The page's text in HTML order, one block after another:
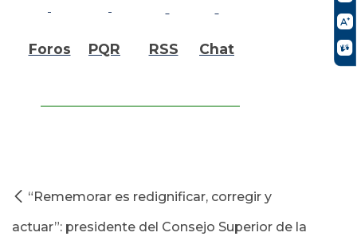
Foros PQR RSS Chat
“Rememorar es redignificar, corregir y
actuar”: presidente del Consejo Superior de la